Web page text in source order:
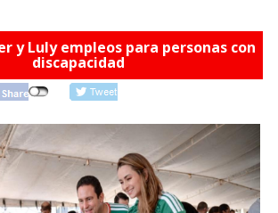
y Luly empleos para personas con
discapacidad